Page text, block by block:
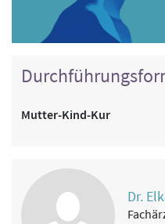
Mutter-Kind-Kur
Dr.